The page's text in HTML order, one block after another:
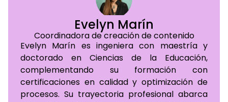
Evelyn Marín
Coordinadora de creación de contenido
Evelyn Marín es ingeniera con maestría y
doctorado en Ciencias de la Educación,
complementando su formación con
certificaciones en calidad y optimización de
procesos. Su trayectoria profesional abarca